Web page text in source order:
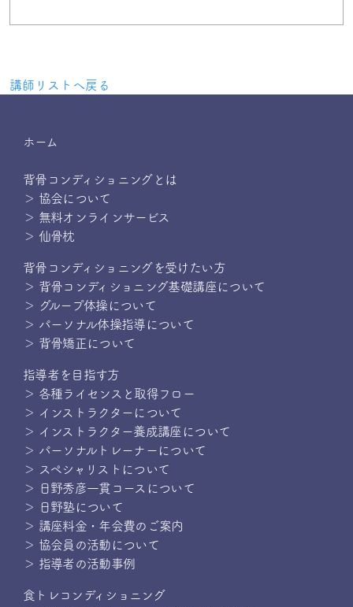
講師リストへ戻る
ホーム
背骨コンディショニングとは
＞ 協会について
＞ 無料オンラインサービス
＞ 仙骨枕
背骨コンディショニングを受けたい方
＞ 背骨コンディショニング基礎講座について
＞ グループ体操について
＞ パーソナル体操指導について
＞ 背骨矯正について
指導者を目指す方
＞ 各種ライセンスと取得フロー
＞ インストラクターについて
＞ インストラクター養成講座について
＞ パーソナルトレーナーについて
＞ スペシャリストについて
＞ 日野秀彦一貫コースについて
＞ 日野塾について
＞ 講座料金・年会費のご案内
＞ 協会員の活動について
＞ 指導者の活動事例
食トレコンディショニング